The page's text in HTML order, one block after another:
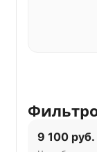
9 100 руб.